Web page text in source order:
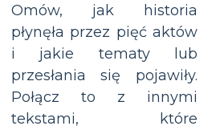
Omów, jak historia
płynęła przez pięć aktów
i jakie tematy lub
przesłania się pojawiły.
Połącz to z innymi
tekstami, które